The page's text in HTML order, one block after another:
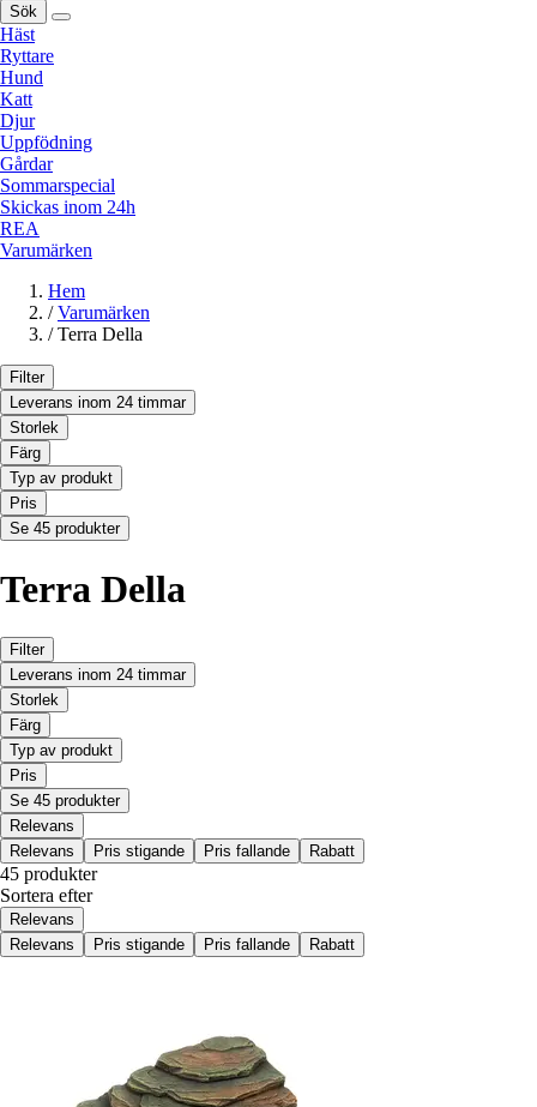
Sök
Häst
Ryttare
Hund
Katt
Djur
Uppfödning
Gårdar
Sommarspecial
Skickas inom 24h
REA
Varumärken
Hem
/ Varumärken
/ Terra Della
Filter
Leverans inom 24 timmar
Storlek
Färg
Typ av produkt
Pris
Se 45 produkter
Terra Della
Filter
Leverans inom 24 timmar
Storlek
Färg
Typ av produkt
Pris
Se 45 produkter
Relevans
Relevans
Pris stigande Pris fallande Rabatt
45 produkter
Sortera efter
Relevans
Relevans
Pris stigande Pris fallande Rabatt